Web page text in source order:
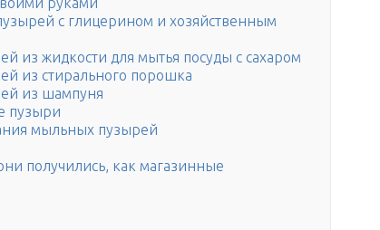
с глицерином и хозяйственным
из жидкости для мытья посуды с сахаром
из стирального порошка
из шампуня
пузыри
мыльных пузырей
получились, как магазинные